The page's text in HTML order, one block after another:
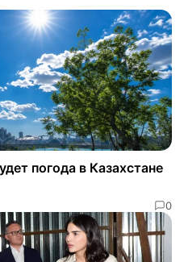
погода в Казахстане
0